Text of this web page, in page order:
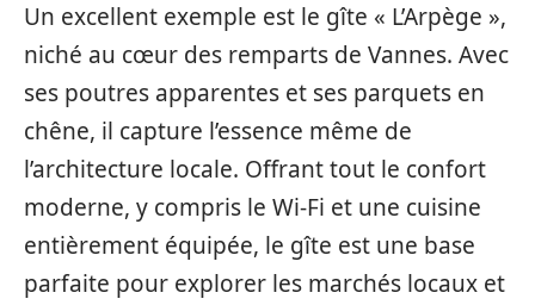
Un excellent exemple est le gîte « L’Arpège »,
niché au cœur des remparts de Vannes. Avec
ses poutres apparentes et ses parquets en
chêne, il capture l’essence même de
l’architecture locale. Offrant tout le confort
moderne, y compris le Wi-Fi et une cuisine
entièrement équipée, le gîte est une base
parfaite pour explorer les marchés locaux et